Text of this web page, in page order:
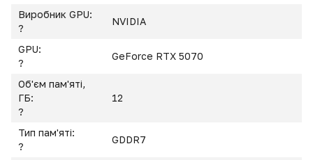
Виробник GPU:
?
NVIDIA
GPU:
?
GeForce RTX 5070
Об'єм пам'яті,
ГБ:
?
12
Тип пам'яті:
?
GDDR7